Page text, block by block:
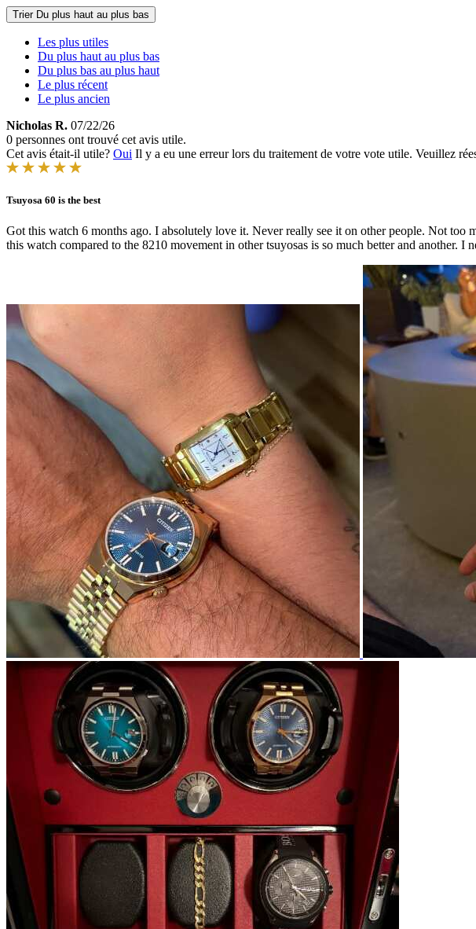
Trier Du plus haut au plus bas
Les plus utiles
Du plus haut au plus bas
Du plus bas au plus haut
Le plus récent
Le plus ancien
Nicholas R. 07/22/26
0 personnes ont trouvé cet avis utile.
Cet avis était-il utile? Oui Il y a eu une erreur lors du traitement de votre vote utile. Veuillez
Tsuyosa 60 is the best
Got this watch 6 months ago. I absolutely love it. Never really see it on other people. Not
this watch compared to the 8210 movement in other tsuyosas is so much better and another. I